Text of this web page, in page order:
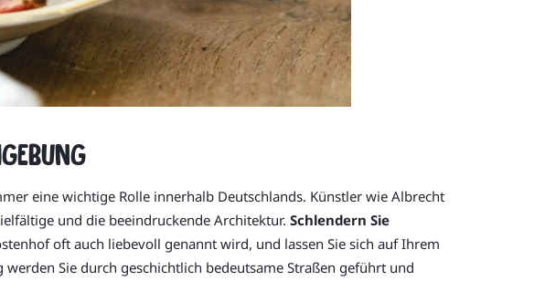
eine wichtige Rolle innerhalb Deutschlands. Künstler wie Albrecht
und die beeindruckende Architektur. Schlendern Sie
oft auch liebevoll genannt wird, und lassen Sie sich auf Ihrem
Sie durch geschichtlich bedeutsame Straßen geführt und